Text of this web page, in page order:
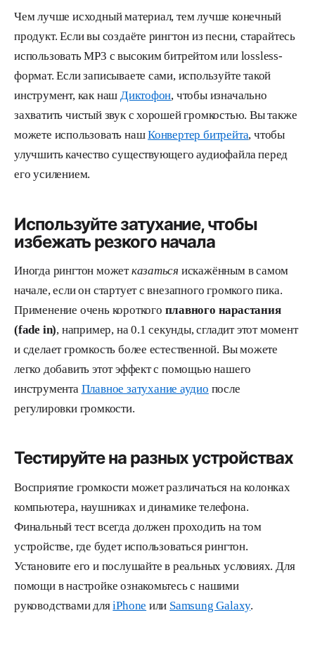
Чем лучше исходный материал, тем лучше конечный
продукт. Если вы создаёте рингтон из песни, старайтесь
использовать MP3 с высоким битрейтом или lossless-
формат. Если записываете сами, используйте такой
инструмент, как наш Диктофон, чтобы изначально
захватить чистый звук с хорошей громкостью. Вы также
можете использовать нашКонвертер битрейта, чтобы
улучшить качество существующего аудиофайла перед
его усилением.
Используйте затухание, чтобы
избежать резкого начала
Иногда рингтон можетказаться искажённым в самом
начале, если он стартует с внезапного громкого пика.
Применение очень короткого плавного нарастания
(fade in), например, на 0.1 секунды, сгладит этот момент
и сделает громкость более естественной. Вы можете
легко добавить этот эффект с помощью нашего
инструмента Плавное затухание аудио после
регулировки громкости.
Тестируйте на разных устройствах
Восприятие громкости может различаться на колонках
компьютера, наушниках и динамике телефона.
Финальный тест всегда должен проходить на том
устройстве, где будет использоваться рингтон.
Установите его и послушайте в реальных условиях. Для
помощи в настройке ознакомьтесь с нашими
руководствами дляiPhone или Samsung Galaxy.